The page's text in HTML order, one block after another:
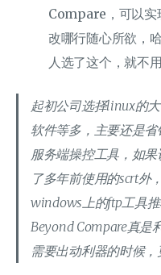
Compare，可以实
改哪行随心所欲，
人选了这个，就不
起初公司选择linux的
软件等多，主要还是
服务端操控工具，如
了多年前使用的scrt外
windows上的ftp工具
Beyond Compare真是
需要出动利器的时候，